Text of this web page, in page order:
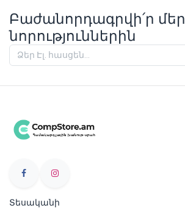
Բաժանորդագրվի՛ր մեր
նորություններին
Տեսականի